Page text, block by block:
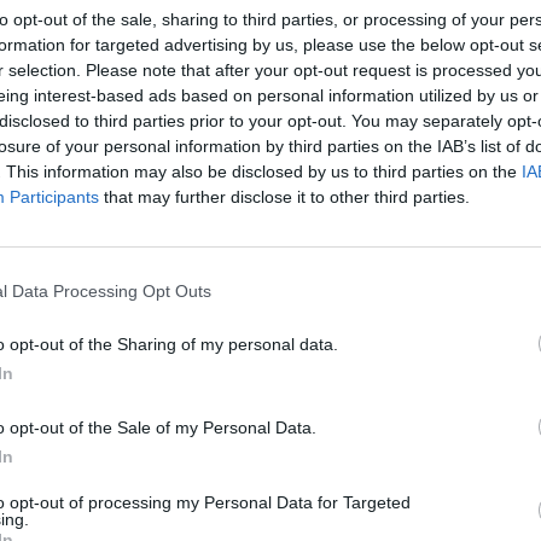
opt-out of the sale, sharing to third parties, or processing of your
for targeted advertising by us, please use the below opt-out
selection. Please note that after your opt-out request is processed
interest-based ads based on personal information utilized by us
to third parties prior to your opt-out. You may separately
of your personal information by third parties on the IAB’s list of
This information may also be disclosed by us to third parties on the
Participants that may further disclose it to other third parties.
Data Processing Opt Outs
opt-out of the Sharing of my personal data.
opt-out of the Sale of my Personal Data.
opt-out of processing my Personal Data for Targeted
E PRODOTTI
2-5 milioni 01.28.00
SOCIETA' AGRICOLA SRL 2-5 milioni 01.28.00
AGRICOLA M.M. GROUP
5-10 milioni 01.28.00
S.R.L. AGRICOLA
E SPEZIE DI SARDEGNA
AGRICOLA
0-1 milioni
SRL SOCIETA' AGRICOLA 1-2 milioni
LIMITATA